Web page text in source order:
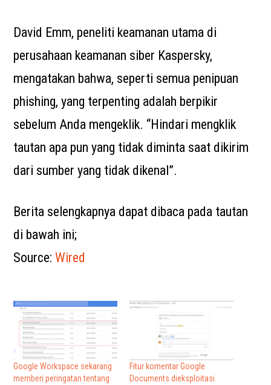
David Emm, peneliti keamanan utama di
perusahaan keamanan siber Kaspersky,
mengatakan bahwa, seperti semua penipuan
phishing, yang terpenting adalah berpikir
sebelum Anda mengeklik. “Hindari mengklik
tautan apa pun yang tidak diminta saat dikirim
dari sumber yang tidak dikenal”.
Berita selengkapnya dapat dibaca pada tautan
di bawah ini;
Source:Wired
Google Workspace sekarang
memberi peringatan tentang
Fitur komentar Google
Documents dieksploitasi